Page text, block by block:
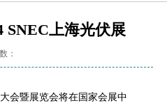
SNEC上海光伏展
：
会暨展览会将在国家会展中